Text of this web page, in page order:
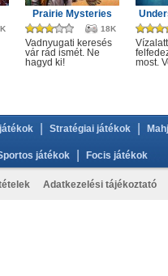
Prairie Mysteries
18K
Vadnyugati keresés
vár rád ismét. Ne
hagyd ki!
most.
Stratégiai játékok
játékok Focis játékok
Adatkezelési tájékoztató